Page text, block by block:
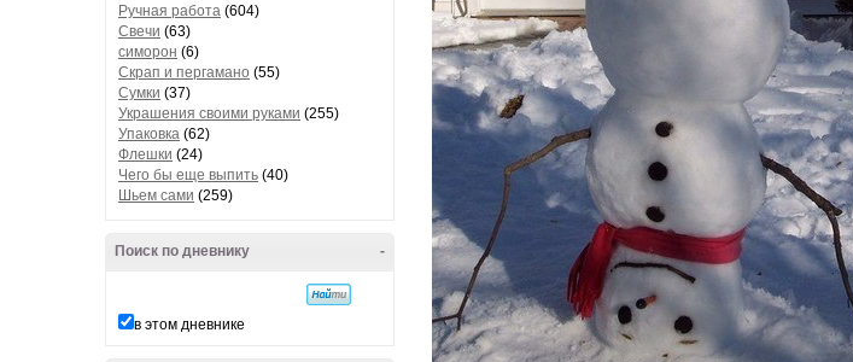
Ручная работа (604)
Свечи (63)
симорон (6)
Скрап и пергамано (55)
Сумки (37)
Украшения своими руками (255)
Упаковка (62)
Флешки (24)
Чего бы еще выпить (40)
Шьем сами (259)
-
Поиск по дневнику
в этом дневнике